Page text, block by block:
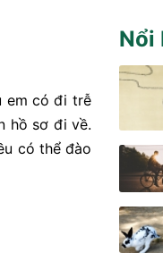
em có đi trễ
hồ sơ đi về.
có thể đào
Nổi